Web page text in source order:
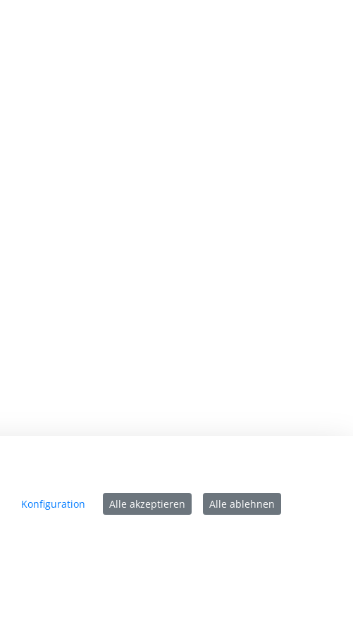
Kontakt
Konfiguration Alle akzeptieren Alle ablehnen